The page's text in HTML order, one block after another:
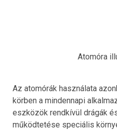
Atomóra
Az atomórák használata
körben a mindennapi
eszközök rendkívül drágák
működtetése speciális